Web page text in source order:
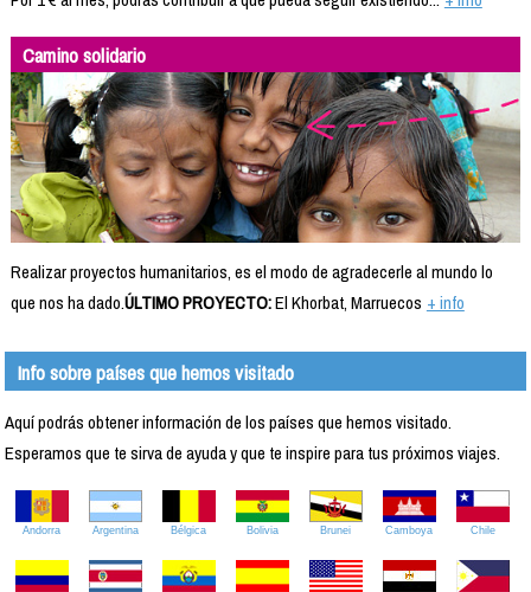
Camino solidario
Realizar proyectos humanitarios, es el modo de agradecerle al mundo lo
que nos ha dado.ÚLTIMO PROYECTO:El Khorbat, Marruecos + info
Info sobre países que hemos visitado
Aquí podrás obtener información de los países que hemos visitado.
Esperamos que te sirva de ayuda y que te inspire para tus próximos viajes.
Andorra Argentina Bélgica Bolivia Brunei Camboya Chile